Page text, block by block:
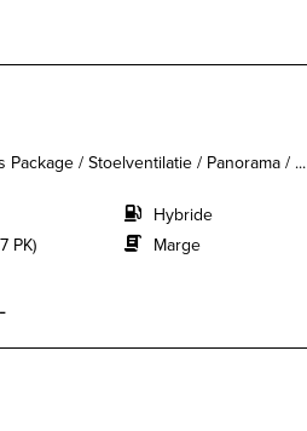
/ Stoelventilatie / Panorama / ...
PK)
Hybride
Marge